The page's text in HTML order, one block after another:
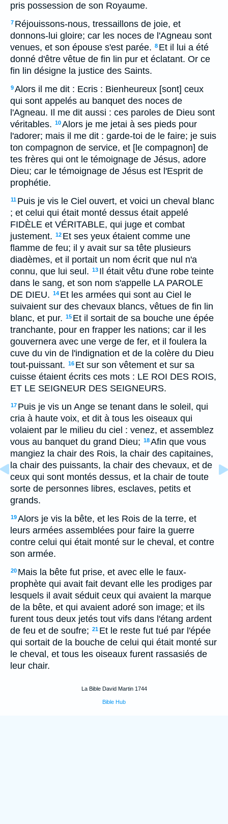
pris possession de son Royaume.
7 Réjouissons-nous, tressaillons de joie, et
donnons-lui gloire; car les noces de l'Agneau sont
venues, et son épouse s'est parée. 8 Et il lui a été
donné d'être vêtue de fin lin pur et éclatant. Or ce
fin lin désigne la justice des Saints.
9Alors il me dit : Ecris : Bienheureux [sont] ceux
qui sont appelés au banquet des noces de
l'Agneau. Il me dit aussi : ces paroles de Dieu sont
véritables. 10Alors je me jetai à ses pieds pour
l'adorer; mais il me dit : garde-toi de le faire; je suis
ton compagnon de service, et [le compagnon] de
tes frères qui ont le témoignage de Jésus, adore
Dieu; car le témoignage de Jésus est l'Esprit de
prophétie.
11 Puis je vis le Ciel ouvert, et voici un cheval blanc
; et celui qui était monté dessus était appelé
FIDÈLE et VÉRITABLE, qui juge et combat
justement. 12 Et ses yeux étaient comme une
flamme de feu; il y avait sur sa tête plusieurs
diadèmes, et il portait un nom écrit que nul n'a
connu, que lui seul. 13 Il était vêtu d'une robe teinte
dans le sang, et son nom s'appelle LA PAROLE
DE DIEU. 14 Et les armées qui sont au Ciel le
suivaient sur des chevaux blancs, vêtues de fin lin
blanc, et pur. 15 Et il sortait de sa bouche une épée
tranchante, pour en frapper les nations; car il les
gouvernera avec une verge de fer, et il foulera la
cuve du vin de l'indignation et de la colère du Dieu
tout-puissant. 16 Et sur son vêtement et sur sa
cuisse étaient écrits ces mots : LE ROI DES ROIS,
ET LE SEIGNEUR DES SEIGNEURS.
17 Puis je vis un Ange se tenant dans le soleil, qui
cria à haute voix, et dit à tous les oiseaux qui
volaient par le milieu du ciel : venez, et assemblez
vous au banquet du grand Dieu; 18Afin que vous
mangiez la chair des Rois, la chair des capitaines,
la chair des puissants, la chair des chevaux, et de
ceux qui sont montés dessus, et la chair de toute
sorte de personnes libres, esclaves, petits et
grands.
19Alors je vis la bête, et les Rois de la terre, et
leurs armées assemblées pour faire la guerre
contre celui qui était monté sur le cheval, et contre
son armée.
20 Mais la bête fut prise, et avec elle le faux-
prophète qui avait fait devant elle les prodiges par
lesquels il avait séduit ceux qui avaient la marque
de la bête, et qui avaient adoré son image; et ils
furent tous deux jetés tout vifs dans l'étang ardent
de feu et de soufre; 21 Et le reste fut tué par l'épée
qui sortait de la bouche de celui qui était monté sur
le cheval, et tous les oiseaux furent rassasiés de
leur chair.
La Bible David Martin 1744
Bible Hub